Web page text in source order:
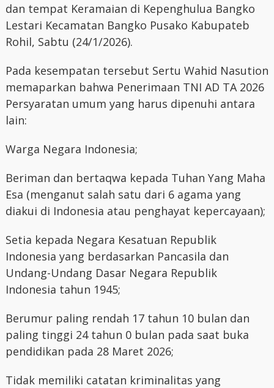
dan tempat Keramaian di Kepenghulua Bangko
Lestari Kecamatan Bangko Pusako Kabupateb
Rohil, Sabtu (24/1/2026).
Pada kesempatan tersebut Sertu Wahid Nasution
memaparkan bahwa Penerimaan TNI AD TA 2026
Persyaratan umum yang harus dipenuhi antara
lain:
Warga Negara Indonesia;
Beriman dan bertaqwa kepada Tuhan Yang Maha
Esa (menganut salah satu dari 6 agama yang
diakui di Indonesia atau penghayat kepercayaan);
Setia kepada Negara Kesatuan Republik
Indonesia yang berdasarkan Pancasila dan
Undang-Undang Dasar Negara Republik
Indonesia tahun 1945;
Berumur paling rendah 17 tahun 10 bulan dan
paling tinggi 24 tahun 0 bulan pada saat buka
pendidikan pada 28 Maret 2026;
Tidak memiliki catatan kriminalitas yang